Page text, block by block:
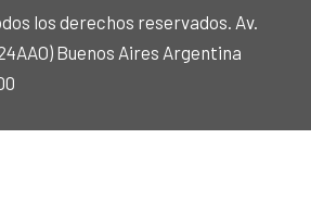
los derechos reservados. Av.
Buenos Aires Argentina